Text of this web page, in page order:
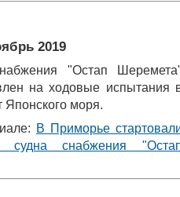
2019
"Остап
на ходовые испытания
Японского моря.
В Приморье
судна снабжения